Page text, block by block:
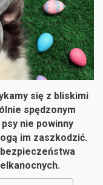
się z bliskimi
spędzonym
nie powinny
im zaszkodzić.